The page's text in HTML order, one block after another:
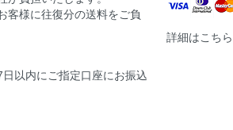
客様に往復分の送料をご負
以内にご指定口座にお振込
詳細はこちら